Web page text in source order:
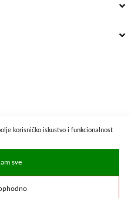
korisničko iskustvo i funkcionalnost
sve
službenom tečaju u iznosu od